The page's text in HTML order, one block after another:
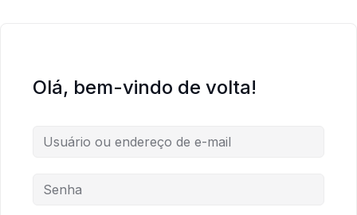
Olá, bem-vindo de volta!